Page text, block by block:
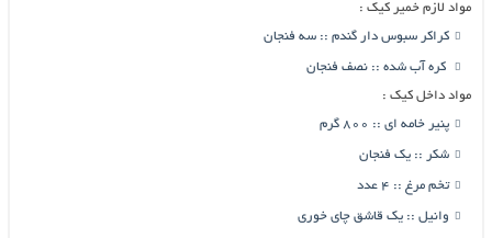
مواد لازم خمیر کیک :
کراکر سبوس دار گندم :: سه فنجان
کره آب شده :: نصف فنجان
مواد داخل کیک :
پنیر خامه ای :: 800 گرم
شکر :: یک فنجان
تخم مرغ :: 4 عدد
وانیل :: یک قاشق چای خوری